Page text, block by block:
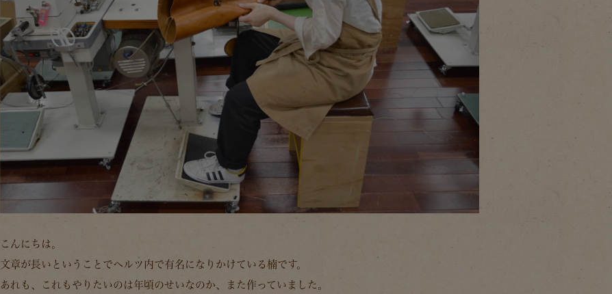
こんにちは。
文章が長いということでヘルツ内で有名になりかけている楠です。
あれも、これもやりたいのは年頃のせいなのか、また作っていました。